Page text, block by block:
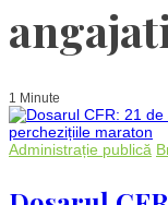
1 Minute
Administrație publică